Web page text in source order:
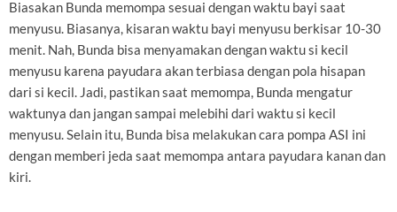
Biasakan Bunda memompa sesuai dengan waktu bayi saat
menyusu. Biasanya, kisaran waktu bayi menyusu berkisar 10-30
menit. Nah, Bunda bisa menyamakan dengan waktu si kecil
menyusu karena payudara akan terbiasa dengan pola hisapan
dari si kecil. Jadi, pastikan saat memompa, Bunda mengatur
waktunya dan jangan sampai melebihi dari waktu si kecil
menyusu. Selain itu, Bunda bisa melakukan cara pompa ASI ini
dengan memberi jeda saat memompa antara payudara kanan dan
kiri.